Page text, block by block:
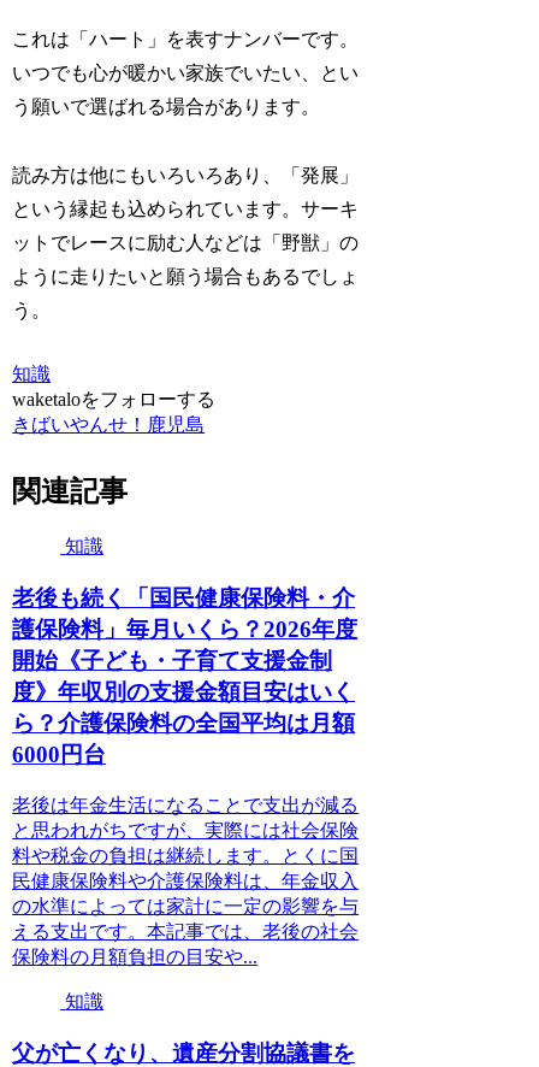
これは「ハート」を表すナンバーです。
いつでも心が暖かい家族でいたい、とい
う願いで選ばれる場合があります。
読み方は他にもいろいろあり、「発展」
という縁起も込められています。サーキ
ットでレースに励む人などは「野獣」の
ように走りたいと願う場合もあるでしょ
う。
知識
waketaloをフォローする
きばいやんせ！鹿児島
関連記事
知識
老後も続く「国民健康保険料・介
護保険料」毎月いくら？2026年度
開始《子ども・子育て支援金制
度》年収別の支援金額目安はいく
ら？介護保険料の全国平均は月額
6000円台
老後は年金生活になることで支出が減る
と思われがちですが、実際には社会保険
料や税金の負担は継続します。とくに国
民健康保険料や介護保険料は、年金収入
の水準によっては家計に一定の影響を与
える支出です。本記事では、老後の社会
保険料の月額負担の目安や...
知識
父が亡くなり、遺産分割協議書を